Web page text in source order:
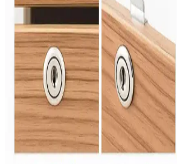
Şans şekeri, renkli ve aromatik yapısıyla
geleneksel bir tatlıdır. Çocuklar ve gençler
kültürel semboller ve eğlence unsuru olarak
Çişe Alıştırma Külodu: Çocuklar
Konforlu Tuvalet Eğitimi Aracı
Çişe alıştırma külodu, çocukların
yardımcı olan su geçirmez ve emici
önemli bir araçtır.
Bebekler İçin Güvenli ve
Seçim Rehberi